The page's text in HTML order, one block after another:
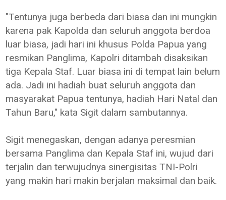
"Tentunya juga berbeda dari biasa dan ini mungkin
karena pak Kapolda dan seluruh anggota berdoa
luar biasa, jadi hari ini khusus Polda Papua yang
resmikan Panglima, Kapolri ditambah disaksikan
tiga Kepala Staf. Luar biasa ini di tempat lain belum
ada. Jadi ini hadiah buat seluruh anggota dan
masyarakat Papua tentunya, hadiah Hari Natal dan
Tahun Baru," kata Sigit dalam sambutannya.
Sigit menegaskan, dengan adanya peresmian
bersama Panglima dan Kepala Staf ini, wujud dari
terjalin dan terwujudnya sinergisitas TNI-Polri
yang makin hari makin berjalan maksimal dan baik.